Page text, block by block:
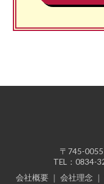
〒745-
TEL：0834-
会社概要 ｜ 会社理念 ｜